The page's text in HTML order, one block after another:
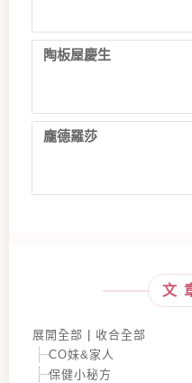
陶板屋慶生
龐德羅莎
文
展開全部
收合全部
CO妹&家人
保健小秘方